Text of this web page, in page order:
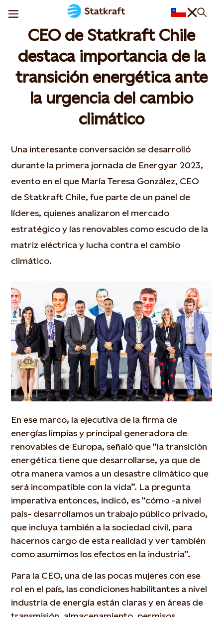
CEO de Statkraft Chile
destaca importancia de la
transición energética ante
la urgencia del cambio
climático
Una interesante conversación se desarrolló
durante la primera jornada de Energyar 2023,
evento en el que María Teresa González, CEO
de Statkraft Chile, fue parte de un panel de
líderes, quienes analizaron el mercado
estratégico y las renovables como escudo de la
matriz eléctrica y lucha contra el cambio
climático.
En ese marco, la ejecutiva de la firma de
energías limpias y principal generadora de
renovables de Europa, señaló que “la transición
energética tiene que desarrollarse, ya que de
otra manera vamos a un desastre climático que
será incompatible con la vida”. La pregunta
imperativa entonces, indicó, es “cómo -a nivel
país- desarrollamos un trabajo público privado,
que incluya también a la sociedad civil, para
hacernos cargo de esta realidad y ver también
como asumimos los efectos en la industria”.
Para la CEO, una de las pocas mujeres con ese
rol en el país, las condiciones habilitantes a nivel
industria de energía están claras y en áreas de